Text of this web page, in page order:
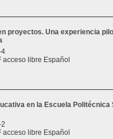
proyectos. Una experiencia
4
libre Español
en la Escuela Politécnica
libre Español